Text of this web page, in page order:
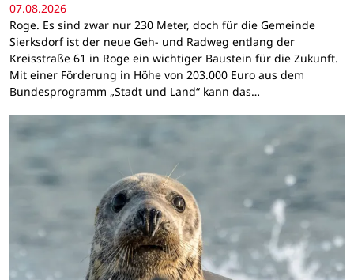
07.08.2026
Roge. Es sind zwar nur 230 Meter, doch für die Gemeinde
Sierksdorf ist der neue Geh- und Radweg entlang der
Kreisstraße 61 in Roge ein wichtiger Baustein für die Zukunft.
Mit einer Förderung in Höhe von 203.000 Euro aus dem
Bundesprogramm „Stadt und Land“ kann das…